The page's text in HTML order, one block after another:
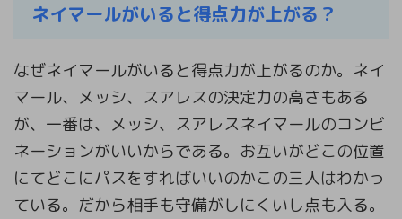
ネイマールがいると得点力が上がる？
なぜネイマールがいると得点力が上がるのか。ネイ
マール、メッシ、スアレスの決定力の高さもある
が、一番は、メッシ、スアレスネイマールのコンビ
ネーションがいいからである。お互いがどこの位置
にてどこにパスをすればいいのかこの三人はわかっ
ている。だから相手も守備がしにくいし点も入る。